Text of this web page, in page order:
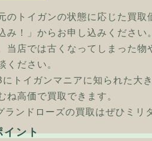
のトイガンの状態に応じた買
！」からお申し込みください。
当店では古くなってしまった
ださい。
トイガンマニアに知られた大
高価で買取できます。
ンドローズの買取はぜひミリ
イント